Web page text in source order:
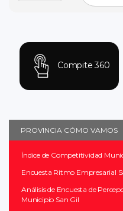
Compite 360
PROVINCIA CÓMO VAMOS
Índice de Competitividad
Encuesta Ritmo Empresarial
Análisis de Encuesta de
Municipio San Gil